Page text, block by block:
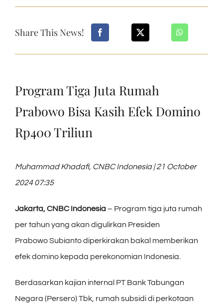
Share This News!
Program Tiga Juta Rumah
Prabowo Bisa Kasih Efek Domino
Rp400 Triliun
Muhammad Khadafi, CNBC Indonesia | 21 October
2024 07:35
Jakarta, CNBC Indonesia– Program tiga juta rumah
per tahun yang akan digulirkan Presiden
Prabowo Subianto diperkirakan bakal memberikan
efek domino kepada perekonomian Indonesia.
Berdasarkan kajian internal PT Bank Tabungan
Negara (Persero) Tbk, rumah subsidi di perkotaan